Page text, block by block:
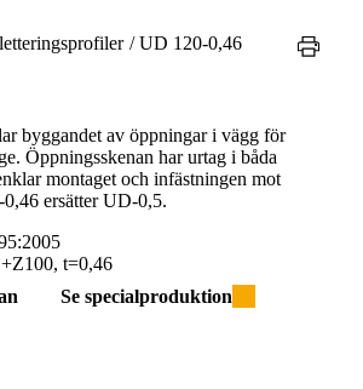
/UD 120-0,46
byggandet av öppningar i vägg för
Öppningsskenan har urtag i båda
montaget och infästningen mot
ersätter UD-0,5.
t=0,46
Se specialproduktion